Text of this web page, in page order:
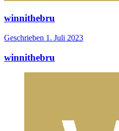
winnithebru
Geschrieben 1. Juli 2023
winnithebru